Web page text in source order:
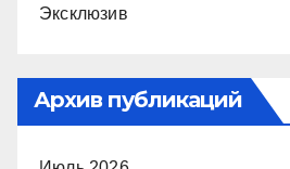
Эксклюзив
Архив публикаций